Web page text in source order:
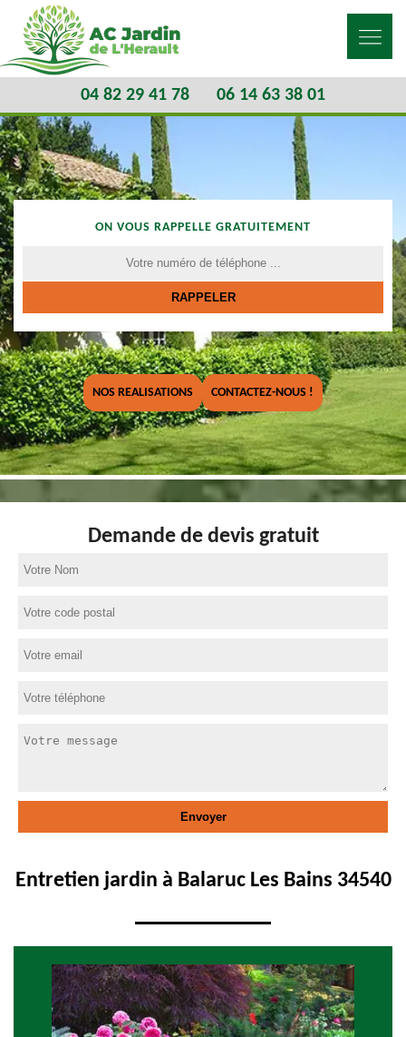
04 82 29 41 78 06 14 63 38 01
ON VOUS RAPPELLE GRATUITEMENT
NOS REALISATIONS CONTACTEZ-NOUS !
Demande de devis gratuit
Entretien jardin à Balaruc Les Bains 34540